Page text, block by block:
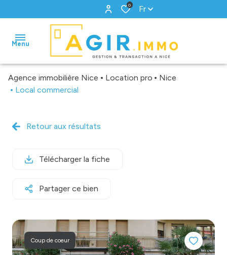
0 Fr
Menu
accueil
locations
gestion
vendus
MONGARAGENVILLE
Agence immobilière Nice Location pro
Nice
Local commercial
Retour aux résultats
Télécharger la fiche
Partager ce bien
Coup de coeur